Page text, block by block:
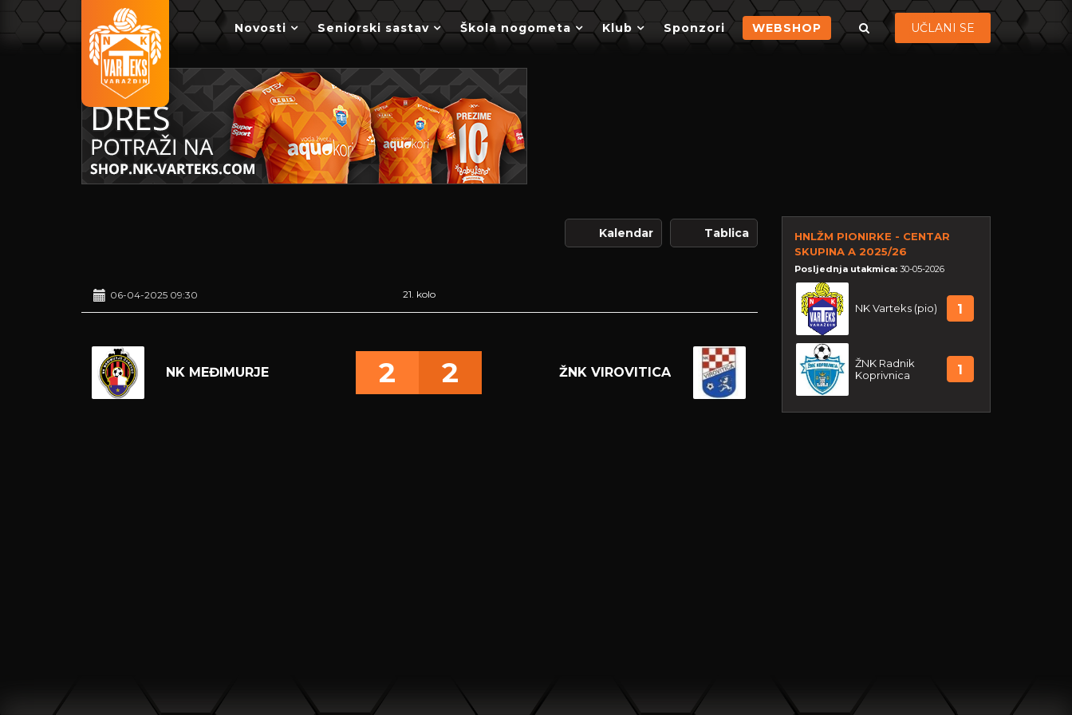
Novosti Seniorski sastav Škola nogometa Klub Sponzori WEBSHOP UČLANI SE
Kalendar Tablica
06-04-2025 09:30 21. kolo
NK MEĐIMURJE ŽNK VIROVITICA
2 2
HNLŽM PIONIRKE - CENTAR
SKUPINA A 2025/26
Posljednja utakmica: 30-05-2026
NK Varteks (pio) 1
ŽNK Radnik
Koprivnica
1